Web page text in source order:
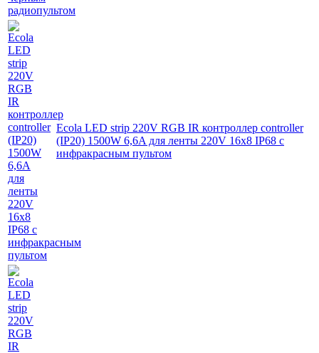
Ecola LED strip 220V RGB IR контроллер controller
(IP20) 1500W 6,6A для ленты 220V 16x8 IP68 с
инфракрасным пультом